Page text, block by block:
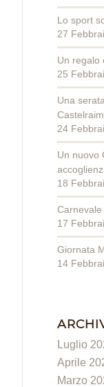
Lo sport
27
Un regalo
25
Una
24
Un nuovo
18
17
Giornata
14
Luglio
Aprile
Marzo